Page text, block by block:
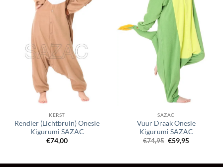
KERST
Rendier (Lichtbruin) Onesie
Kigurumi SAZAC
€74,00
SAZAC
Vuur Draak Onesie
Kigurumi SAZAC
€74,95 Oorspronkelijke
prijs
€59,95Huidige